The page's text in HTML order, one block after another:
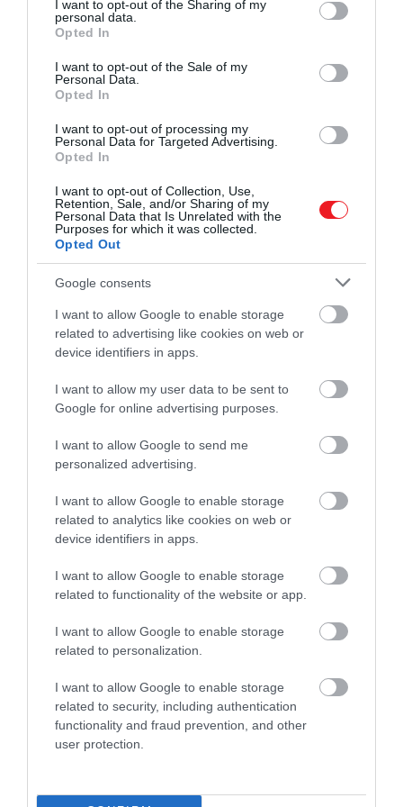
not limited to your visit or usage behaviour. You may click to
grant or deny consent to Google and its third-party tags to
use your data for below specified purposes in below Google
consent section.
I want to opt-out of the Sharing of my
personal data.
Opted In
I want to opt-out of the Sale of my
Personal Data.
Opted In
I want to opt-out of processing my
Personal Data for Targeted Advertising.
Opted In
I want to opt-out of Collection, Use,
Retention, Sale, and/or Sharing of my
Personal Data that Is Unrelated with the
Purposes for which it was collected.
Opted Out
Google consents
I want to allow Google to enable storage
related to advertising like cookies on web or
device identifiers in apps.
I want to allow my user data to be sent to
Google for online advertising purposes.
I want to allow Google to send me
personalized advertising.
I want to allow Google to enable storage
related to analytics like cookies on web or
device identifiers in apps.
I want to allow Google to enable storage
related to functionality of the website or app.
I want to allow Google to enable storage
related to personalization.
I want to allow Google to enable storage
related to security, including authentication
functionality and fraud prevention, and other
user protection.
A Thor-filmekből ismert Loki 2021-ben egy
sikert aratott. Ennek okán októberben
2024. JANUÁR 15. ● HAMU ÉS GYÉMÁNT
Minden, amit a Loki második